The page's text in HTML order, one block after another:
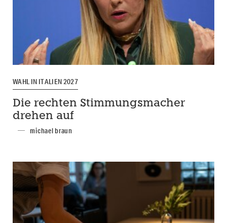
WAHL IN ITALIEN 2027
Die rechten Stimmungsmacher
drehen auf
michael braun